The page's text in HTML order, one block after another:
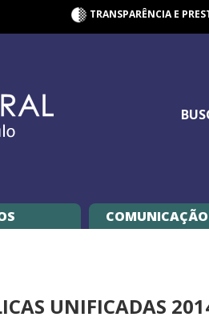
TRANSPARÊNCIA E
UNIFICADAS